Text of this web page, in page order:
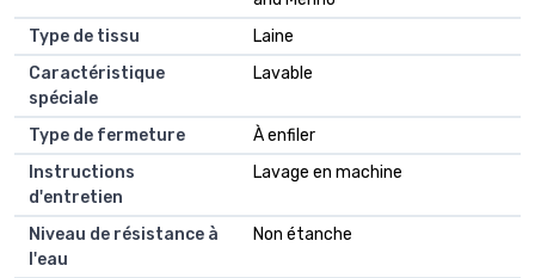
Type de tissu
Laine
Caractéristique
spéciale
Lavable
Type de fermeture
À enfiler
Instructions
d'entretien
Lavage en machine
Niveau de résistance à
l'eau
Non étanche